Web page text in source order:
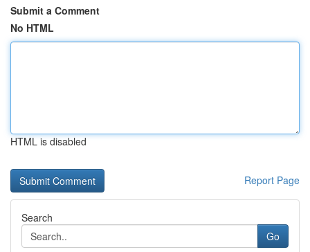
Submit a Comment
No HTML
HTML is disabled
Report Page
Search
Go